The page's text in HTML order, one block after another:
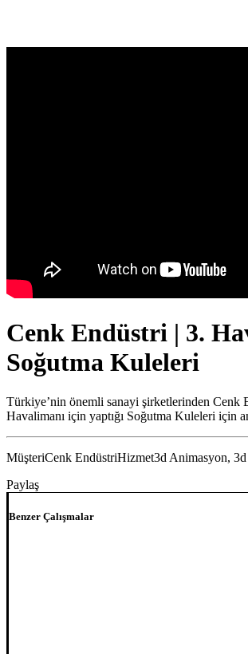
Cenk Endüstri | 3.
Soğutma Kuleleri
Türkiye’nin önemli sanayi şirketlerinden Cenk
Havalimanı için yaptığı Soğutma Kuleleri için
MüşteriCenk EndüstriHizmet3d Animasyon,
Paylaş
Benzer Çalışmalar